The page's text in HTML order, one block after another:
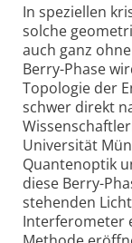
In speziellen
solche
auch ganz
Berry-Phase
Topologie der
schwer direkt
Universität
Quantenoptik
diese Berry-
stehenden
Interferometer